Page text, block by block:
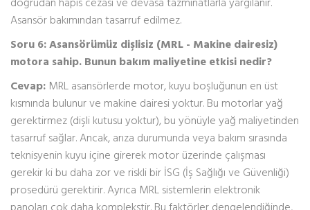
Asansör bakımından tasarruf edilmez.
Soru 6: Asansörümüz dişlisiz (MRL - Makine dairesiz)
motora sahip. Bunun bakım maliyetine etkisi nedir?
Cevap: MRL asansörlerde motor, kuyu boşluğunun en üst
kısmında bulunur ve makine dairesi yoktur. Bu motorlar yağ
gerektirmez (dişli kutusu yoktur), bu yönüyle yağ maliyetinden
tasarruf sağlar. Ancak, arıza durumunda veya bakım sırasında
teknisyenin kuyu içine girerek motor üzerinde çalışması
gerekir ki bu daha zor ve riskli bir İSG (İş Sağlığı ve Güvenliği)
prosedürü gerektirir. Ayrıca MRL sistemlerin elektronik